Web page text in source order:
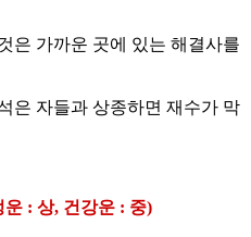
은 가까운 곳에 있는 해결사를
은 자들과 상종하면 재수가 막
: 상, 건강운 : 중)